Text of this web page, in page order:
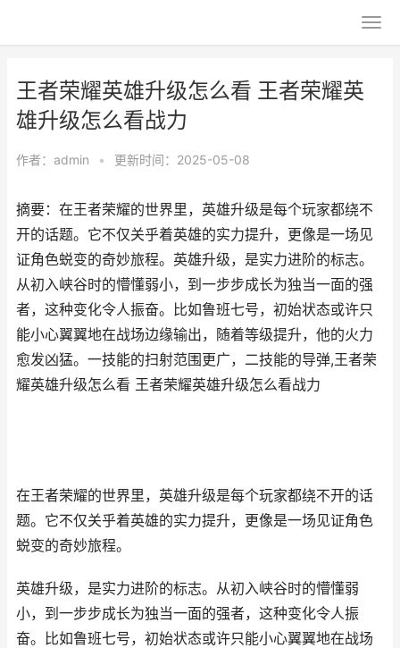
王者荣耀英雄升级怎么看 王者荣耀英
雄升级怎么看战力
作者： admin • 更新时间：2025-05-08
摘要：在王者荣耀的世界里，英雄升级是每个玩家都绕不
开的话题。它不仅关乎着英雄的实力提升，更像是一场见
证角色蜕变的奇妙旅程。英雄升级，是实力进阶的标志。
从初入峡谷时的懵懂弱小，到一步步成长为独当一面的强
者，这种变化令人振奋。比如鲁班七号，初始状态或许只
能小心翼翼地在战场边缘输出，随着等级提升，他的火力
愈发凶猛。一技能的扫射范围更广，二技能的导弹,王者荣
耀英雄升级怎么看 王者荣耀英雄升级怎么看战力
在王者荣耀的世界里，英雄升级是每个玩家都绕不开的话
题。它不仅关乎着英雄的实力提升，更像是一场见证角色
蜕变的奇妙旅程。
英雄升级，是实力进阶的标志。从初入峡谷时的懵懂弱
小，到一步步成长为独当一面的强者，这种变化令人振
奋。比如鲁班七号，初始状态或许只能小心翼翼地在战场